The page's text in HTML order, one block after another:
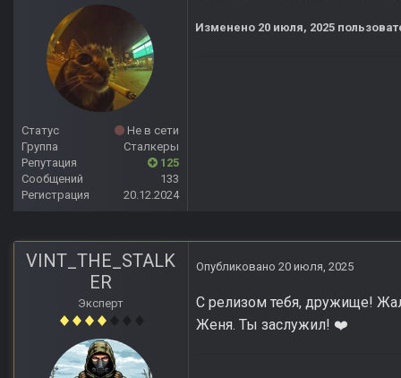
Статус
Не в сети
Группа
Сталкеры
Репутация
125
Сообщений
133
Регистрация
20.12.2024
Изменено 20 июля, 2025
VINT_THE_STALK
ER
Эксперт
Опубликовано 20 июля, 2025
С релизом тебя, дружище!
Женя. Ты заслужил! ❤️